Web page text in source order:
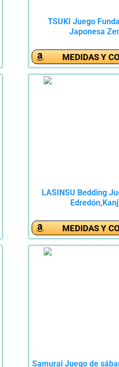
TSUKI Juego
Japonesa
MEDIDAS Y
LASINSU Bedding
MEDIDAS Y
Samurai Juego de